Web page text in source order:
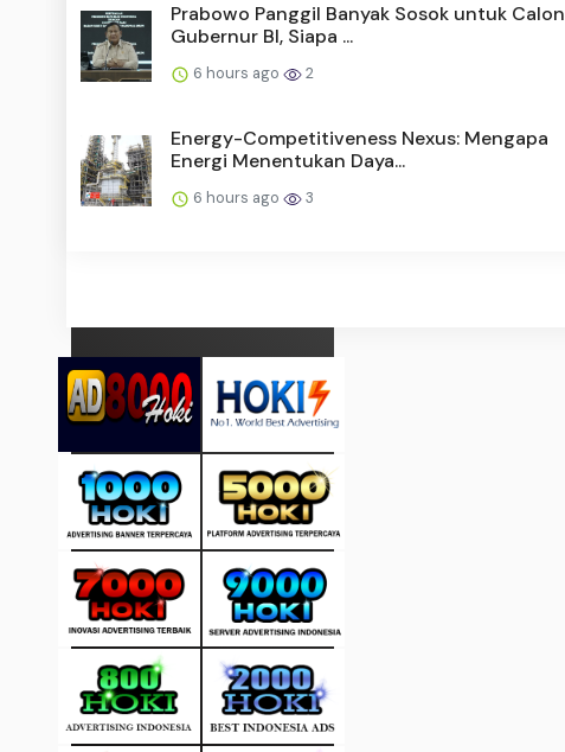
Prabowo Panggil Banyak Sosok untuk Calon
Gubernur BI, Siapa ...
6 hours ago 2
Energy-Competitiveness Nexus: Mengapa
Energi Menentukan Daya...
6 hours ago 3